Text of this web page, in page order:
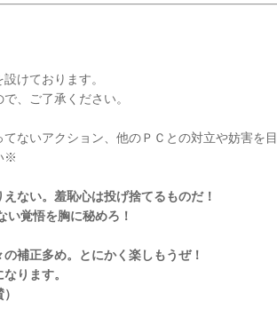
けております。
、ご了承ください。
ないアクション、他のＰＣとの対立や妨害を
※
えない。羞恥心は投げ捨てるものだ！
悟を胸に秘めろ！
の補正多め。とにかく楽しもうぜ！
ます。